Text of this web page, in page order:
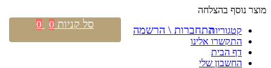
מוצר נוסף בהצלחה
קטגוריות
התקשרו אלינו
דף הבית
החשבון שלי
התחברות \ הרשמה סל קניות 0
0